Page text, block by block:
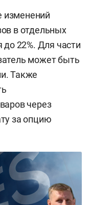
изменений
в отдельных
до 22%. Для части
может быть
Также
через
за опцию